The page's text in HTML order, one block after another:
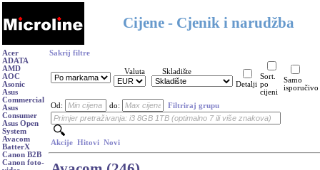
Cijene - Cjenik i narudžba
Acer
ADATA
AMD
AOC
Asonic
Asus
Commercial
Asus
Consumer
Asus Open
System
Avacom
BatterX
Canon B2B
Canon foto-
Sakrij filtre
Valuta
Skladište
Detalji
Sort.
po
cijeni
Samo
isporučivo
Od: do: Filtriraj grupu
Akcije Hitovi Novi